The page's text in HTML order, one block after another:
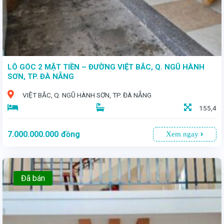
LÔ GÓC 2 MẶT TIỀN – ĐƯỜNG VIỆT BẮC, Q. NGŨ HÀNH
SƠN, TP. ĐÀ NẴNG
VIỆT BẮC, Q. NGŨ HÀNH SƠN, TP. ĐÀ NẴNG
155,4
7.000.000.000 đồng Xem ngay
Đã bán